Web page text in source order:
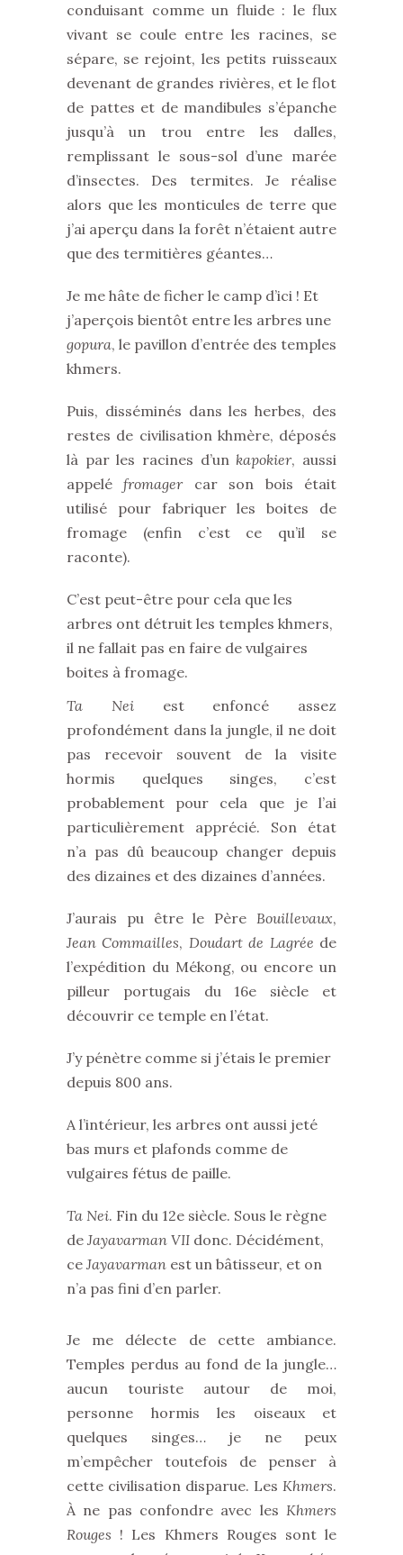
conduisant comme un fluide : le flux
vivant se coule entre les racines, se
sépare, se rejoint, les petits ruisseaux
devenant de grandes rivières, et le flot
de pattes et de mandibules s’épanche
jusqu’à un trou entre les dalles,
remplissant le sous-sol d’une marée
d’insectes. Des termites. Je réalise
alors que les monticules de terre que
j’ai aperçu dans la forêt n’étaient autre
que des termitières géantes…
Je me hâte de ficher le camp d’ici ! Et
j’aperçois bientôt entre les arbres une
gopura, le pavillon d’entrée des temples
khmers.
Puis, disséminés dans les herbes, des
restes de civilisation khmère, déposés
là par les racines d’un kapokier, aussi
appeléfromagercar son bois était
utilisé pour fabriquer les boites de
fromage (enfin c’est ce qu’il se
raconte).
C’est peut-être pour cela que les
arbres ont détruit les temples khmers,
il ne fallait pas en faire de vulgaires
boites à fromage.
Ta Neiest enfoncé assez
profondément dans la jungle, il ne doit
pas recevoir souvent de la visite
hormis quelques singes, c’est
probablement pour cela que je l’ai
particulièrement apprécié. Son état
n’a pas dû beaucoup changer depuis
des dizaines et des dizaines d’années.
J’aurais pu être le Père Bouillevaux,
Jean Commailles, Doudart de Lagrée de
l’expédition du Mékong, ou encore un
pilleur portugais du 16e siècle et
découvrir ce temple en l’état.
J’y pénètre comme si j’étais le premier
depuis 800 ans.
A l’intérieur, les arbres ont aussi jeté
bas murs et plafonds comme de
vulgaires fétus de paille.
Ta Nei. Fin du 12e siècle. Sous le règne
de Jayavarman VII donc. Décidément,
ce Jayavarman est un bâtisseur, et on
n’a pas fini d’en parler.
Je me délecte de cette ambiance.
Temples perdus au fond de la jungle…
aucun touriste autour de moi,
personne hormis les oiseaux et
quelques singes… je ne peux
m’empêcher toutefois de penser à
cette civilisation disparue. Les Khmers.
À ne pas confondre avec les Khmers
Rouges ! Les Khmers Rouges sont le